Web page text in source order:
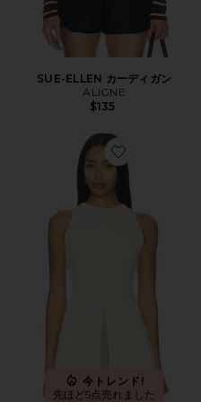
SUE-ELLEN カーディガン
ALIGNE
$135
Favorite
今トレンド!
先ほど5点売れました